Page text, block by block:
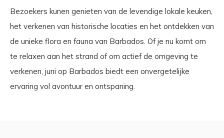
Bezoekers kunen genieten van de levendige lokale keuken,
het verkenen van historische locaties en het ontdekken van
de unieke flora en fauna van Barbados. Of je nu komt om
te relaxen aan het strand of om actief de omgeving te
verkenen, juni op Barbados biedt een onvergetelijke
ervaring vol avontuur en ontspaning.